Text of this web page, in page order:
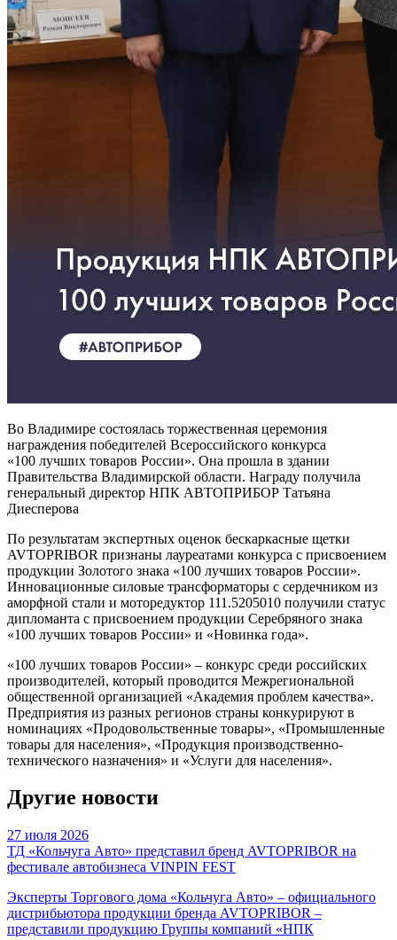
Во Владимире состоялась торжественная церемония
награждения победителей Всероссийского конкурса
«100 лучших товаров России». Она прошла в здании
Правительства Владимирской области. Награду получила
генеральный директор НПК АВТОПРИБОР Татьяна
Диесперова
По результатам экспертных оценок бескаркасные щетки
AVTOPRIBOR признаны лауреатами конкурса с присвоением
продукции Золотого знака «100 лучших товаров России».
Инновационные силовые трансформаторы с сердечником из
аморфной стали и моторедуктор 111.5205010 получили статус
дипломанта с присвоением продукции Серебряного знака
«100 лучших товаров России» и «Новинка года».
«100 лучших товаров России» – конкурс среди российских
производителей, который проводится Межрегиональной
общественной организацией «Академия проблем качества».
Предприятия из разных регионов страны конкурируют в
номинациях «Продовольственные товары», «Промышленные
товары для населения», «Продукция производственно-
технического назначения» и «Услуги для населения».
Другие новости
27 июля 2026
ТД «Кольчуга Авто» представил бренд AVTOPRIBOR на
фестивале автобизнеса VINPIN FEST
Эксперты Торгового дома «Кольчуга Авто» – официального
дистрибьютора продукции бренда AVTOPRIBOR –
представили продукцию Группы компаний «НПК